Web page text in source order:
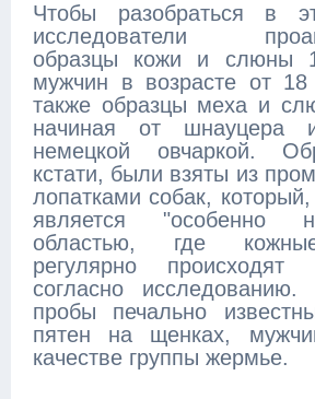
Чтобы разобраться в
исследователи
образцы кожи и слюны
мужчин в возрасте от
также образцы меха и
начиная от шнауцера
немецкой овчаркой.
кстати, были взяты из
лопатками собак,
является "особенно
областью, где
регулярно
согласно
пробы печально
пятен на щенках,
качестве группы жермье.